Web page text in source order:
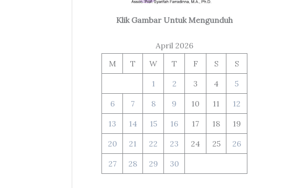
Klik Gambar Untuk Mengunduh
April 2026
M
T W T F S S
1 2 3 4 5
6 7 8 9 10 11 12
13 14 15 16 17 18 19
20 21 22 23 24 25 26
27 28 29 30